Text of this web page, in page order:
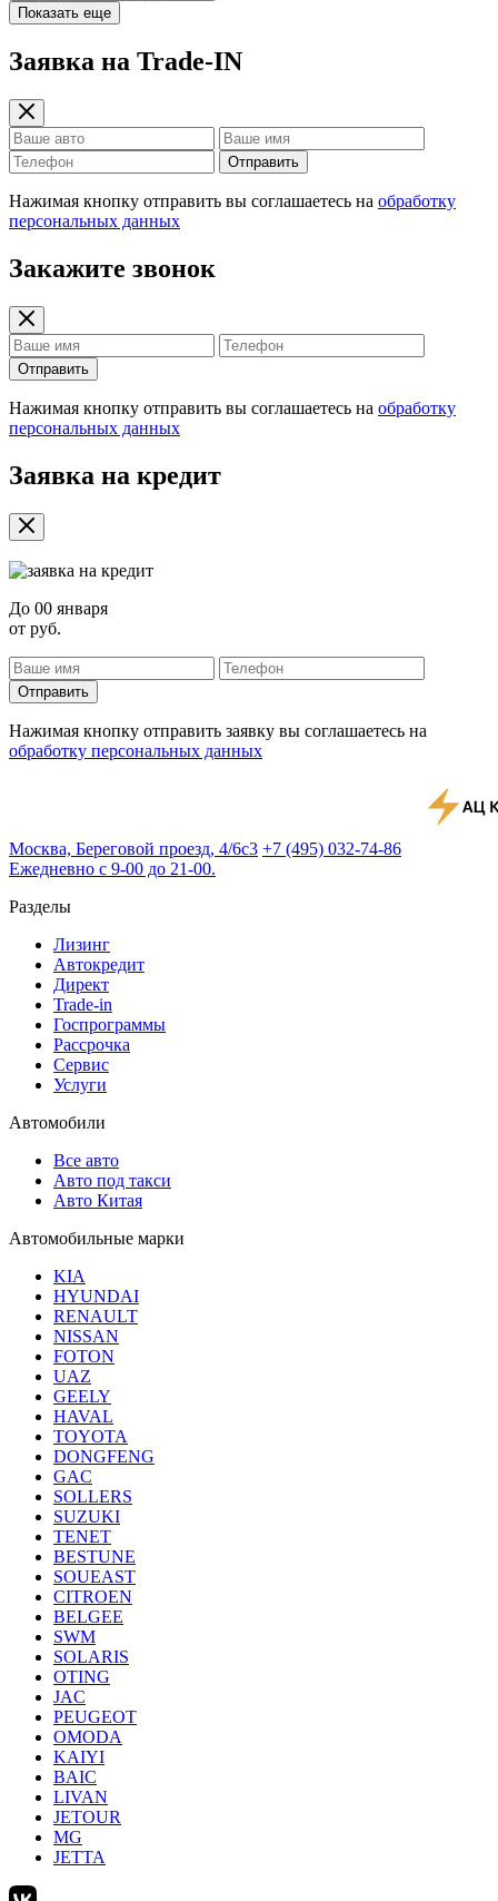
Показать еще
Заявка на Trade-IN
Отправить
Нажимая кнопку отправить вы соглашаетесь на обработку
персональных данных
Закажите звонок
Отправить
Нажимая кнопку отправить вы соглашаетесь на обработку
персональных данных
Заявка на кредит
До 00 января
от руб.
Отправить
Нажимая кнопку отправить заявку вы соглашаетесь на
обработку персональных данных
Москва, Береговой проезд, 4/6с3 +7 (495) 032-74-86
Ежедневно с 9-00 до 21-00.
Разделы
Лизинг
Автокредит
Директ
Trade-in
Госпрограммы
Рассрочка
Сервис
Услуги
Автомобили
Все авто
Авто под такси
Авто Китая
Автомобильные марки
KIA
HYUNDAI
RENAULT
NISSAN
FOTON
UAZ
GEELY
HAVAL
TOYOTA
DONGFENG
GAC
SOLLERS
SUZUKI
TENET
BESTUNE
SOUEAST
CITROEN
BELGEE
SWM
SOLARIS
OTING
JAC
PEUGEOT
OMODA
KAIYI
BAIC
LIVAN
JETOUR
MG
JETTA